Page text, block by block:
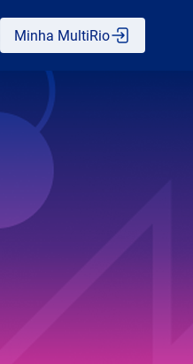
Minha MultiRio